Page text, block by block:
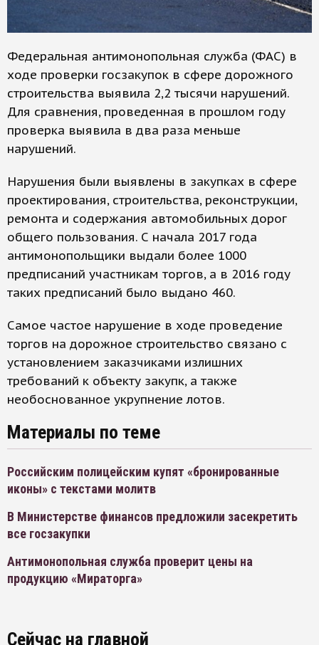
Федеральная антимонопольная служба (ФАС) в
ходе проверки госзакупок в сфере дорожного
строительства выявила 2,2 тысячи нарушений.
Для сравнения, проведенная в прошлом году
проверка выявила в два раза меньше
нарушений.
Нарушения были выявлены в закупках в сфере
проектирования, строительства, реконструкции,
ремонта и содержания автомобильных дорог
общего пользования. С начала 2017 года
антимонопольщики выдали более 1000
предписаний участникам торгов, а в 2016 году
таких предписаний было выдано 460.
Самое частое нарушение в ходе проведение
торгов на дорожное строительство связано с
установлением заказчиками излишних
требований к объекту закупк, а также
необоснованное укрупнение лотов.
Материалы по теме
Российским полицейским купят «бронированные
иконы» с текстами молитв
В Министерстве финансов предложили засекретить
все госзакупки
Антимонопольная служба проверит цены на
продукцию «Мираторга»
Сейчас на главной